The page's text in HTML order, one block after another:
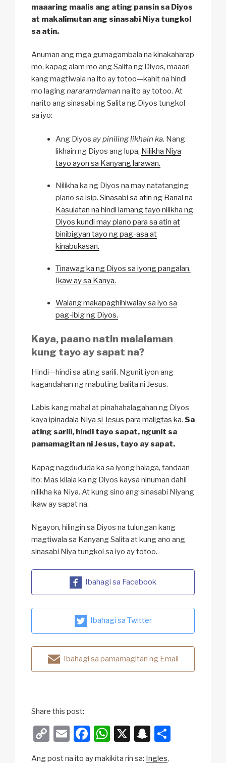
maaaring maalis ang ating pansin sa Diyos
at makalimutan ang sinasabi Niya tungkol
sa atin.
Anuman ang mga gumagambala na kinakaharap
mo, kapag alam mo ang Salita ng Diyos, maaari
kang magtiwala na ito ay totoo—kahit na hindi
mo lagingnararamdaman na ito ay totoo. At
narito ang sinasabi ng Salita ng Diyos tungkol
sa iyo:
Ang Diyos ay piniling likhain ka. Nang
likhain ng Diyos ang lupa, Nilikha Niya
tayo ayon sa Kanyang larawan.
Nilikha ka ng Diyos na may natatanging
plano sa isip. Sinasabi sa atin ng Banal na
Kasulatan na hindi lamang tayo nilikha ng
Diyos kundi may plano para sa atin at
binibigyan tayo ng pag-asa at
kinabukasan.
Tinawag ka ng Diyos sa iyong pangalan.
Ikaw ay sa Kanya.
Walang makapaghihiwalay sa iyo sa
pag-ibig ng Diyos.
Kaya, paano natin malalaman
kung tayo ay sapat na?
Hindi—hindi sa ating sarili. Ngunit iyon ang
kagandahan ng mabuting balita ni Jesus.
Labis kang mahal at pinahahalagahan ng Diyos
kaya ipinadala Niya si Jesus para maligtas ka. Sa
ating sarili, hindi tayo sapat, ngunit sa
pamamagitan ni Jesus, tayo ay sapat.
Kapag nagdududa ka sa iyong halaga, tandaan
ito: Mas kilala ka ng Diyos kaysa ninuman dahil
nilikha ka Niya. At kung sino ang sinasabi Niyang
ikaw ay sapat na.
Ngayon, hilingin sa Diyos na tulungan kang
magtiwala sa Kanyang Salita at kung ano ang
sinasabi Niya tungkol sa iyo ay totoo.
Ibahagi sa Facebook
Ibahagi sa Twitter
Ibahagi sa pamamagitan ng Email
Share this post:
C
E
F
W X
S
Ang post na ito ay makikita rin sa: Ingles